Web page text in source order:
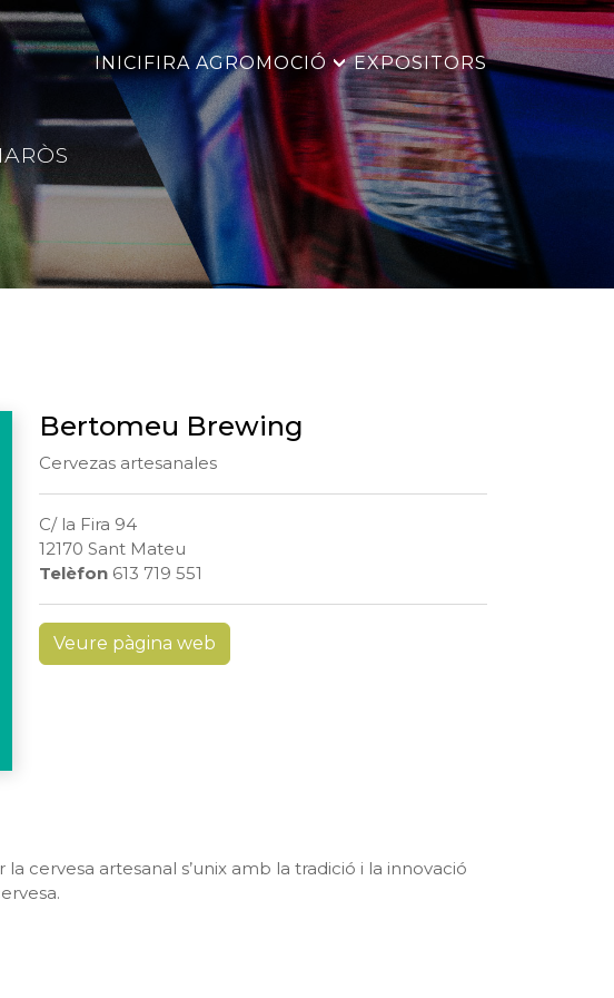
INICI FIRA AGROMOCIÓ EXPOSITORS
Bertomeu Brewing
Cervezas artesanales
C/ la Fira 94
12170 Sant Mateu
Telèfon613 719 551
Veure pàgina web
cervesa artesanal s’unix amb la tradició i la innovació